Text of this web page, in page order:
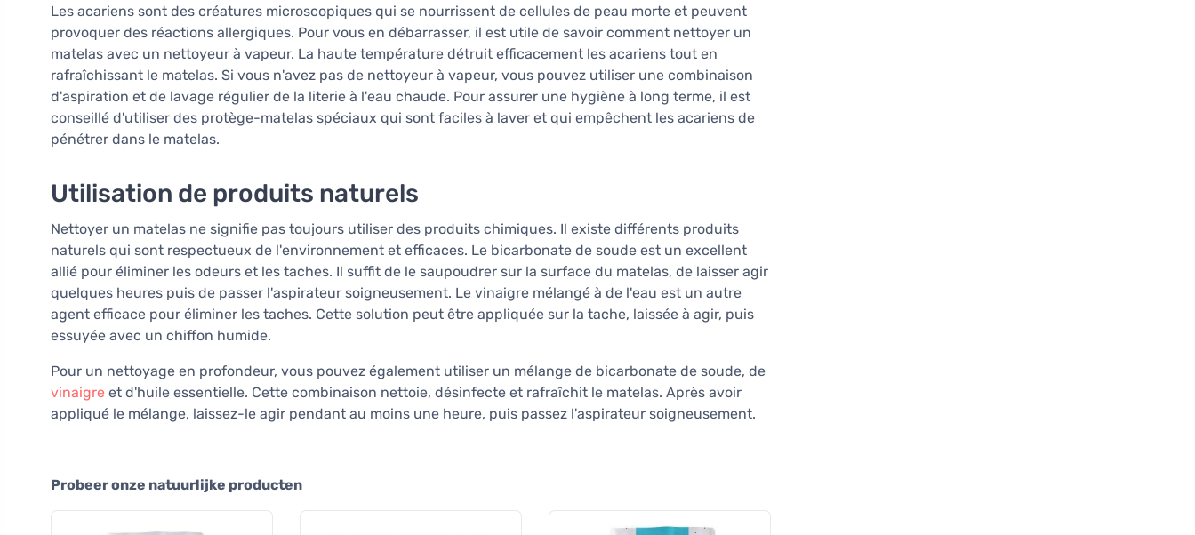
Les acariens sont des créatures microscopiques qui se nourrissent de cellules de peau morte et peuvent
provoquer des réactions allergiques. Pour vous en débarrasser, il est utile de savoir comment nettoyer un
matelas avec un nettoyeur à vapeur. La haute température détruit efficacement les acariens tout en
rafraîchissant le matelas. Si vous n'avez pas de nettoyeur à vapeur, vous pouvez utiliser une combinaison
d'aspiration et de lavage régulier de la literie à l'eau chaude. Pour assurer une hygiène à long terme, il est
conseillé d'utiliser des protège-matelas spéciaux qui sont faciles à laver et qui empêchent les acariens de
pénétrer dans le matelas.
Utilisation de produits naturels
Nettoyer un matelas ne signifie pas toujours utiliser des produits chimiques. Il existe différents produits
naturels qui sont respectueux de l'environnement et efficaces. Le bicarbonate de soude est un excellent
allié pour éliminer les odeurs et les taches. Il suffit de le saupoudrer sur la surface du matelas, de laisser agir
quelques heures puis de passer l'aspirateur soigneusement. Le vinaigre mélangé à de l'eau est un autre
agent efficace pour éliminer les taches. Cette solution peut être appliquée sur la tache, laissée à agir, puis
essuyée avec un chiffon humide.
Pour un nettoyage en profondeur, vous pouvez également utiliser un mélange de bicarbonate de soude, de
vinaigre et d'huile essentielle. Cette combinaison nettoie, désinfecte et rafraîchit le matelas. Après avoir
appliqué le mélange, laissez-le agir pendant au moins une heure, puis passez l'aspirateur soigneusement.
Probeer onze natuurlijke producten